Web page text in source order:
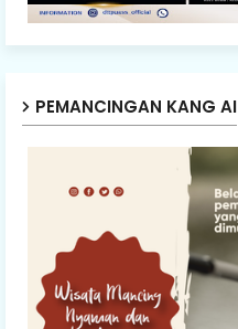
PEMANCINGAN KANG AI